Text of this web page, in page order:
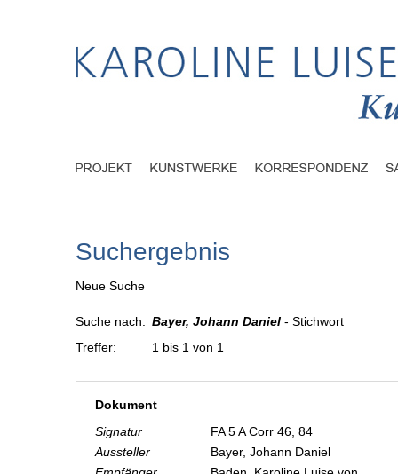
Suchergebnis
Neue Suche
Suche nach: Bayer, Johann Daniel - Stichwort
Treffer:
1 bis 1 von 1
Dokument
Signatur
FA 5 A Corr 46, 84
Aussteller
Bayer, Johann Daniel